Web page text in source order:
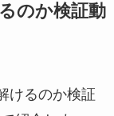
のか検証動
けるのか検証